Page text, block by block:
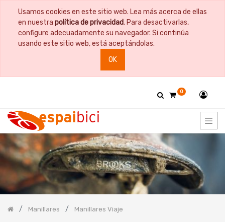
Usamos cookies en este sitio web. Lea más acerca de ellas
en nuestra política de privacidad. Para desactivarlas,
configure adecuadamente su navegador. Si continúa
usando este sitio web, está aceptándolas.
OK
0
Manillares Manillares Viaje
CATEGORY
Portabidones
Bolsas
Comida
Cuadros
y
Horquillas
Documentación
Guardabarros